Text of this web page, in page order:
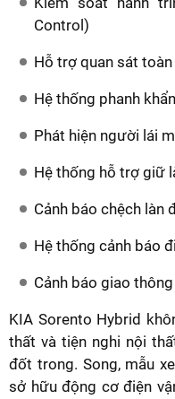
Control)
Hỗ trợ quan sát toàn
Hệ thống phanh
Phát hiện người lái
Hệ thống hỗ trợ giữ
Cảnh báo chệch làn
Hệ thống cảnh báo
Cảnh báo giao
KIA Sorento Hybrid
thất và tiện nghi nội
đốt trong. Song, mẫu
sở hữu động cơ điện